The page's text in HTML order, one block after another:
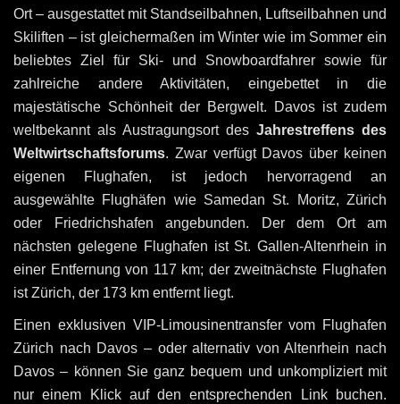
Ort – ausgestattet mit Standseilbahnen, Luftseilbahnen und
Skiliften – ist gleichermaßen im Winter wie im Sommer ein
beliebtes Ziel für Ski- und Snowboardfahrer sowie für
zahlreiche andere Aktivitäten, eingebettet in die
majestätische Schönheit der Bergwelt. Davos ist zudem
weltbekannt als Austragungsort des Jahrestreffens des
Weltwirtschaftsforums. Zwar verfügt Davos über keinen
eigenen Flughafen, ist jedoch hervorragend an
ausgewählte Flughäfen wie Samedan St. Moritz, Zürich
oder Friedrichshafen angebunden. Der dem Ort am
nächsten gelegene Flughafen ist St. Gallen-Altenrhein in
einer Entfernung von 117 km; der zweitnächste Flughafen
ist Zürich, der 173 km entfernt liegt.
Einen exklusiven VIP-Limousinentransfer vom Flughafen
Zürich nach Davos – oder alternativ von Altenrhein nach
Davos – können Sie ganz bequem und unkompliziert mit
nur einem Klick auf den entsprechenden Link buchen.